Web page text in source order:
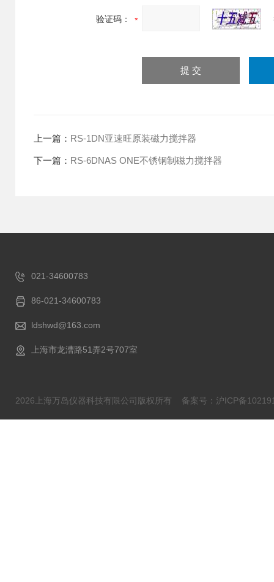
验证码：
上一篇： RS-1DN亚速旺原装磁力搅拌器
下一篇： RS-6DNAS ONE不锈钢制磁力搅拌器
021-34600783
86-021-34600783
ldshwd@163.com
上海市龙漕路51弄2号707室
2026上海万岛仪器科技有限公司版权所有 备案号：沪ICP备